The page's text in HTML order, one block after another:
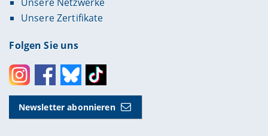
Unsere Zertifikate
Folgen Sie uns
InstagramFacebookBlueskyToktok
Newsletter abonnieren